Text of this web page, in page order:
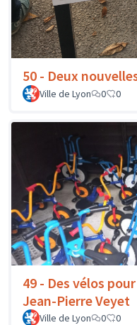
50 - Deux
Ville de Lyon
0 0
49 - Des vélos
Jean-Pierre Veyet
Ville de Lyon 0 0